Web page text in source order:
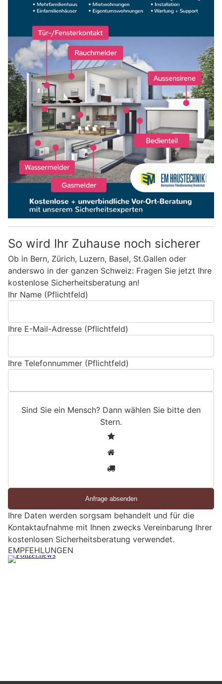
So wird Ihr Zuhause noch sicherer
Ob in Bern, Zürich, Luzern, Basel, St.Gallen oder
anderswo in der ganzen Schweiz: Fragen Sie jetzt Ihre
kostenlose Sicherheitsberatung an!
Ihr Name (Pflichtfeld)
Ihre E-Mail-Adresse (Pflichtfeld)
Ihre Telefonnummer (Pflichtfeld)
Sind Sie ein Mensch? Dann wählen Sie bitte den
Stern.
e
i
n
M
Ihre Daten werden sorgsam behandelt und für die
Kontaktaufnahme mit Ihnen zwecks Vereinbarung Ihrer
kostenlosen Sicherheitsberatung verwendet.
Thal SG: Anwohnerin meldet Scheibenklirren –